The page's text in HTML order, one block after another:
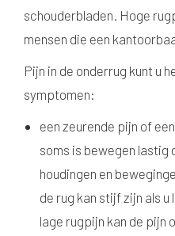
schouderbladen. Hoge
mensen die een
Pijn in de onderrug kunt u
symptomen:
een zeurende pijn of
soms is bewegen lastig
houdingen en
de rug kan stijf zijn als
lage rugpijn kan de pijn